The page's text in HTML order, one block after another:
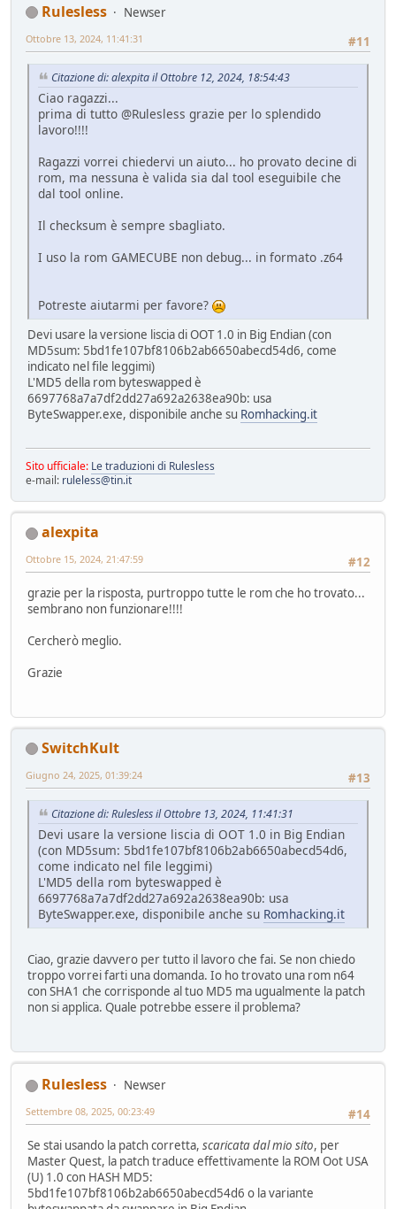
Rulesless
Newser
#11
Ottobre 13, 2024, 11:41:31
Citazione di: alexpita il Ottobre 12, 2024, 18:54:43
Ciao ragazzi...
prima di tutto @Rulesless grazie per lo splendido
lavoro!!!!
Ragazzi vorrei chiedervi un aiuto... ho provato decine di
rom, ma nessuna è valida sia dal tool eseguibile che
dal tool online.
Il checksum è sempre sbagliato.
I uso la rom GAMECUBE non debug... in formato .z64
Potreste aiutarmi per favore?
Devi usare la versione liscia di OOT 1.0 in Big Endian (con
MD5sum: 5bd1fe107bf8106b2ab6650abecd54d6, come
indicato nel file leggimi)
L'MD5 della rom byteswapped è
6697768a7a7df2dd27a692a2638ea90b: usa
ByteSwapper.exe, disponibile anche su Romhacking.it
Sito ufficiale: Le traduzioni di Rulesless
e-mail: ruleless@tin.it
alexpita
#12
Ottobre 15, 2024, 21:47:59
grazie per la risposta, purtroppo tutte le rom che ho trovato...
sembrano non funzionare!!!!
Cercherò meglio.
Grazie
SwitchKult
#13
Giugno 24, 2025, 01:39:24
Citazione di: Rulesless il Ottobre 13, 2024, 11:41:31
Devi usare la versione liscia di OOT 1.0 in Big Endian
(con MD5sum: 5bd1fe107bf8106b2ab6650abecd54d6,
come indicato nel file leggimi)
L'MD5 della rom byteswapped è
6697768a7a7df2dd27a692a2638ea90b: usa
ByteSwapper.exe, disponibile anche su Romhacking.it
Ciao, grazie davvero per tutto il lavoro che fai. Se non chiedo
troppo vorrei farti una domanda. Io ho trovato una rom n64
con SHA1 che corrisponde al tuo MD5 ma ugualmente la patch
non si applica. Quale potrebbe essere il problema?
Rulesless
Newser
#14
Settembre 08, 2025, 00:23:49
Se stai usando la patch corretta, scaricata dal mio sito, per
Master Quest, la patch traduce effettivamente la ROM Oot USA
(U) 1.0 con HASH MD5:
5bd1fe107bf8106b2ab6650abecd54d6 o la variante